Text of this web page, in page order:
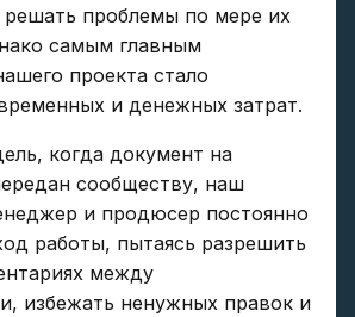
проблемы по мере их
самым главным
проекта стало
и денежных затрат.
когда документ на
сообществу, наш
и продюсер постоянно
работы, пытаясь разрешить
между
избежать ненужных правок и